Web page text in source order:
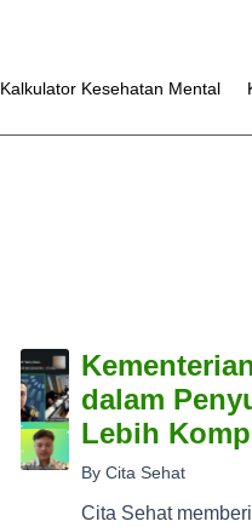
Kalkulator Kesehatan Mental
dalam
Lebih
By Cita Sehat
Cita Sehat